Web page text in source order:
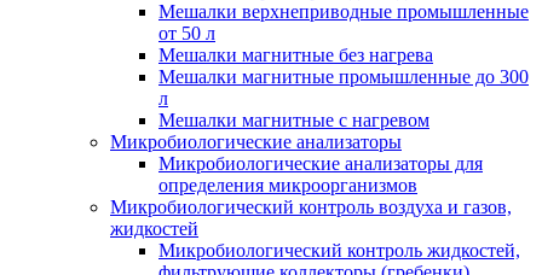
Мешалки верхнеприводные промышленные
от 50 л
Мешалки магнитные без нагрева
Мешалки магнитные промышленные до 300
л
Мешалки магнитные с нагревом
Микробиологические анализаторы
Микробиологические анализаторы для
определения микроорганизмов
Микробиологический контроль воздуха и газов,
жидкостей
Микробиологический контроль жидкостей,